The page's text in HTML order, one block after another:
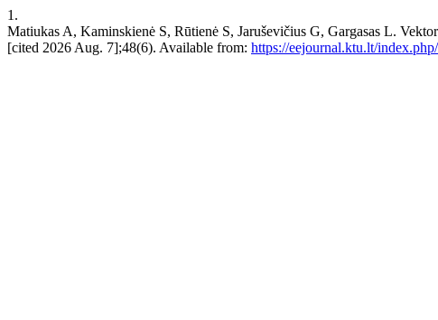
1.
Matiukas A, Kaminskienė S, Rūtienė S, Jaruševičius G, Gargasas L.
[cited 2026 Aug. 7];48(6). Available from: https://eejournal.ktu.lt/